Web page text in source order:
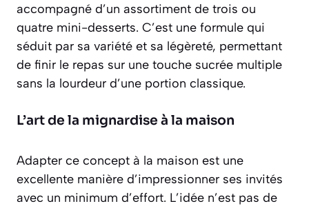
accompagné d’un assortiment de trois ou
quatre mini-desserts. C’est une formule qui
séduit par sa variété et sa légèreté, permettant
de finir le repas sur une touche sucrée multiple
sans la lourdeur d’une portion classique.
L’art de la mignardise à la maison
Adapter ce concept à la maison est une
excellente manière d’impressionner ses invités
avec un minimum d’effort. L’idée n’est pas de